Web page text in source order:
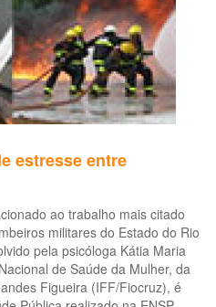
estresse entre
ao trabalho mais citado
militares do Estado do Rio
pela psicóloga Kátia Maria
de Saúde da Mulher, da
Figueira (IFF/Fiocruz), é